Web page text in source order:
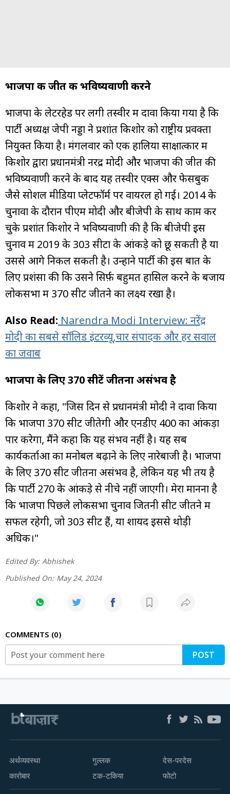
भाजपा की जीत की भविष्यवाणी करने
भाजपा के लेटरहेड पर लगी तस्वीर में दावा किया गया है कि
पार्टी अध्यक्ष जेपी नड्डा ने प्रशांत किशोर को राष्ट्रीय प्रवक्ता
नियुक्त किया है। मंगलवार को एक हालिया साक्षात्कार में
किशोर द्वारा प्रधानमंत्री नरेंद्र मोदी और भाजपा की जीत की
भविष्यवाणी करने के बाद यह तस्वीर एक्स और फेसबुक
जैसे सोशल मीडिया प्लेटफॉर्म पर वायरल हो गई। 2014 के
चुनावों के दौरान पीएम मोदी और बीजेपी के साथ काम कर
चुके प्रशांत किशोर ने भविष्यवाणी की है कि बीजेपी इस
चुनाव में 2019 के 303 सीटों के आंकड़े को छू सकती है या
उससे आगे निकल सकती है। उन्होंने पार्टी की इस बात के
लिए प्रशंसा की कि उसने सिर्फ़ बहुमत हासिल करने के बजाय
लोकसभा में 370 सीटें जीतने का लक्ष्य रखा है।
Also Read: Narendra Modi Interview: नरेंद्र
मोदी का सबसे सॉलिड इंटरव्यू,चार संपादक और हर सवाल
का जवाब
भाजपा के लिए 370 सीटें जीतना असंभव है
किशोर ने कहा, "जिस दिन से प्रधानमंत्री मोदी ने दावा किया
कि भाजपा 370 सीटें जीतेगी और एनडीए 400 का आंकड़ा
पार करेगा, मैंने कहा कि यह संभव नहीं है। यह सब
कार्यकर्ताओं का मनोबल बढ़ाने के लिए नारेबाजी है। भाजपा
के लिए 370 सीटें जीतना असंभव है, लेकिन यह भी तय है
कि पार्टी 270 के आंकड़े से नीचे नहीं जाएगी। मेरा मानना है
कि भाजपा पिछले लोकसभा चुनाव जितनी सीटें जीतने में
सफल रहेगी, जो 303 सीटें हैं, या शायद इससे थोड़ी
अधिक।"
Edited By: Abhishek
Published On: May 24, 2024
COMMENTS 0
POST
अर्थव्यवस्था
कारोबार
गुल्लक
टक-टकिया
देस-परदेस
फोटो